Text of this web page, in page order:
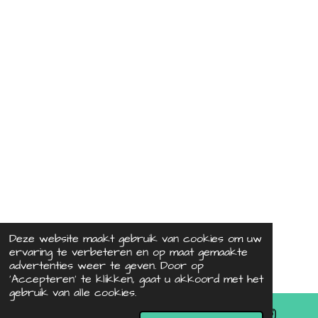
Deze website maakt gebruik van cookies om uw
ervaring te verbeteren en op maat gemaakte
advertenties weer te geven. Door op
‘Accepteren’ te klikken, gaat u akkoord met het
gebruik van alle cookies.